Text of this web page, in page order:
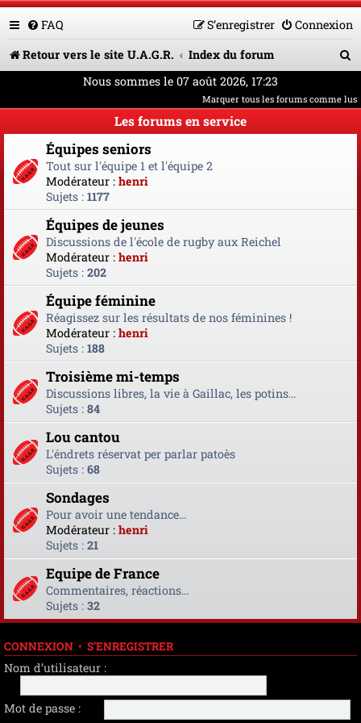
FAQ Connexion
S’enregistrer
Retour vers le site U.A.G.R.
Index du forum
c
Nous sommes le 07 août 2026, 17:23
Marquer tous les forums comme lus
Les forums en service
Équipes seniors
Tout sur l'équipe 1 et l'équipe 2
Modérateur : henri
Sujets : 1177
Équipes de jeunes
Discussions de l'école de rugby aux Reichel
Modérateur : henri
Sujets : 202
Équipe féminine
Réagissez sur les résultats de nos féminines !
Modérateur : henri
Sujets : 188
Troisième mi-temps
Discussions libres, la vie à Gaillac, les potins...
Sujets : 84
Lou cantou
L'éndrets réservat per parlar patoès
Sujets : 68
Sondages
Pour avoir une tendance...
Modérateur : henri
Sujets : 21
Equipe de France
Commentaires, réactions...
Sujets : 32
CONNEXION • S’ENREGISTRER
Nom d’utilisateur :
Mot de passe :